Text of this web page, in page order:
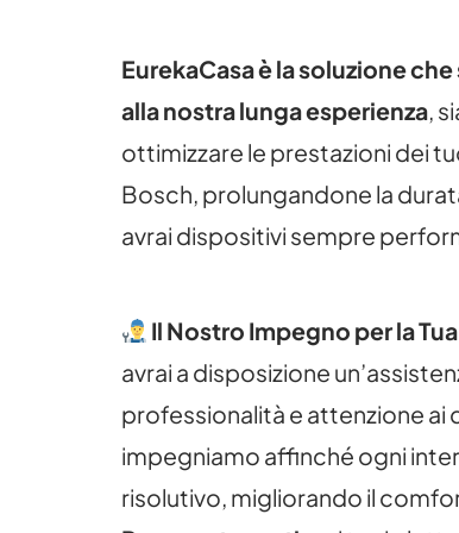
EurekaCasa è la soluzione
alla nostra lunga esperienza,
ottimizzare le prestazioni dei
Bosch, prolungandone la
avrai dispositivi sempre
Il Nostro Impegno per la
avrai a disposizione
professionalità e attenzione ai
impegniamo affinché ogni
risolutivo, migliorando il